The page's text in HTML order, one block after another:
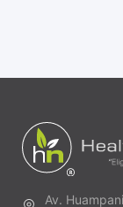
Av.